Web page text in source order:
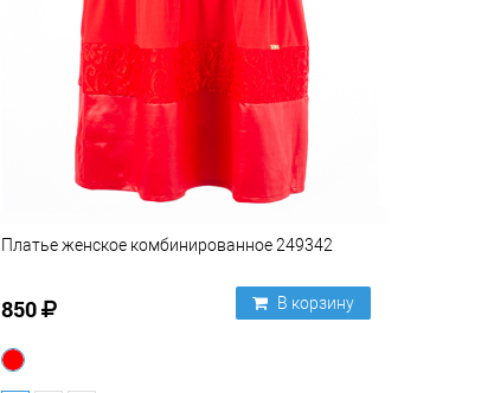
Платье женское комбинированное 249342
850 В корзину